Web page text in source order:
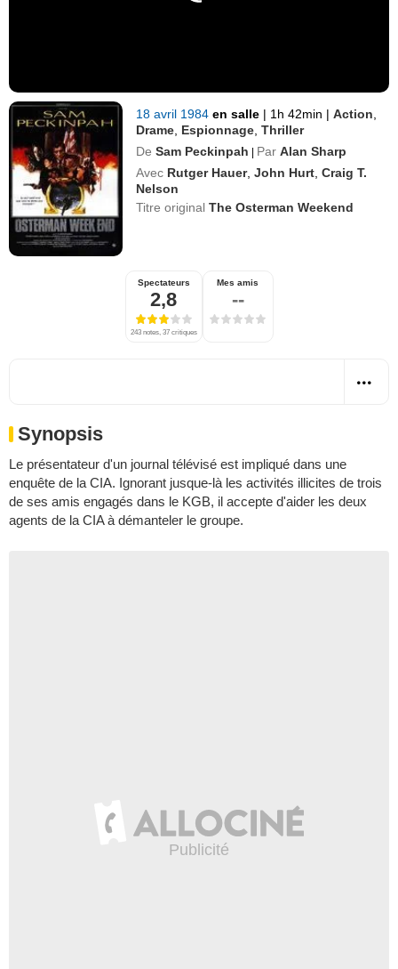
18 avril 1984en salle | 1h 42min | Action
Drame Espionnage ,Thriller
De Sam Peckinpah | Par Alan Sharp
Avec Rutger Hauer,John Hurt ,Craig T.
Nelson
Titre originalThe Osterman Weekend
Spectateurs
2,8
243 notes, 37 critiques
Mes amis
--
Synopsis
Le présentateur d'un journal télévisé est impliqué dans une
enquête de la CIA. Ignorant jusque-là les activités illicites de trois
de ses amis engagés dans le KGB, il accepte d'aider les deux
agents de la CIA à démanteler le groupe.